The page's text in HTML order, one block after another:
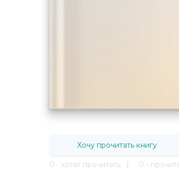
Хочу прочитать книгу
0 - хотят прочитать | 0 -